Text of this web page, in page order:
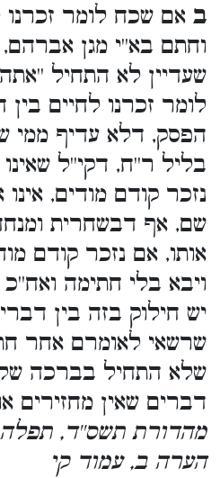
ב אם שכח לומר זכרנו
וחתם בא''י מגן
שעדיין לא התחיל ''אתה
לומר זכרנו לחיים בין
הפסק, דלא עדיף ממי
בליל ר''ח, דקי''ל שאינו
נזכר קודם מודים,
שם, אף דבשחרית
אותו, אם נזכר קודם
ויבא בלי חתימה
יש חילוק בזה בין
שרשאי לאומרם אחר
שלא התחיל בברכה
דברים שאין מחזירים
מהדורת תשס''ד,
הערה ב, עמוד קי